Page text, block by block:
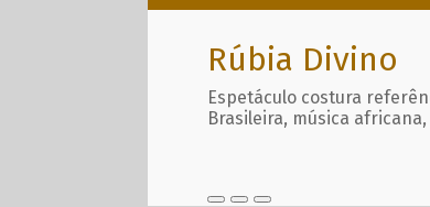
Rúbia Divino
Espetáculo costura
Brasileira, música